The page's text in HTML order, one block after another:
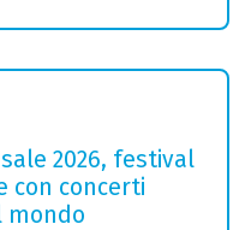
2026, festival
con concerti
mondo